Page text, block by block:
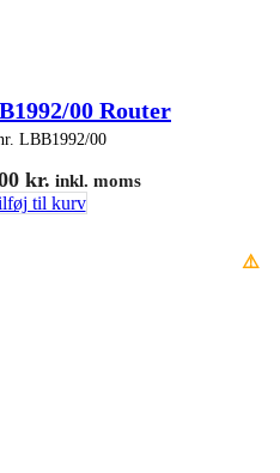
00 Router
LBB1992/00
kr. inkl. moms
til kurv
⚠️